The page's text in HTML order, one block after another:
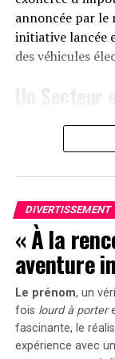
1299 euros.
« early bird »
2025,
le Solarbank 2
engagement
annoncée par le
initiative lancée
des véhicules
Cette
que le marché
En2023, les
des acquisitions
seulement 68%
d’installer
leurs employés
l’électricité pour
compte dans le
DIVERTISSEMENT
« À la
aventure
Le prénom, un
fois lourd à porter
fascinante, le
expérience avec